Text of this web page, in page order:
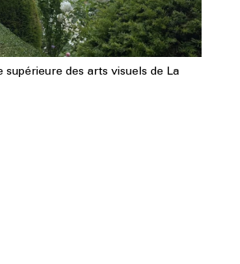
supérieure des arts visuels de La